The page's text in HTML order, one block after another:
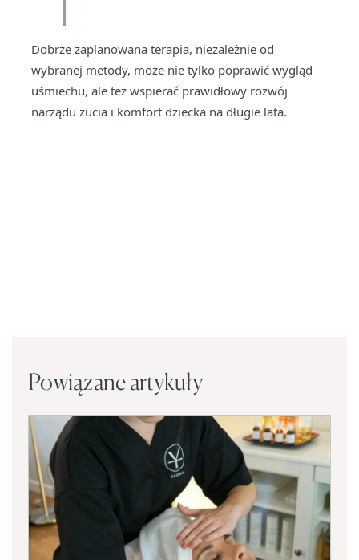
Dobrze zaplanowana terapia, niezależnie od
wybranej metody, może nie tylko poprawić wygląd
uśmiechu, ale też wspierać prawidłowy rozwój
narządu żucia i komfort dziecka na długie lata.
Powiązane artykuły